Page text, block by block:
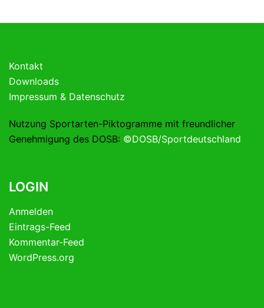
Kontakt
Downloads
Impressum & Datenschutz
Nutzung Sportarten-Piktogramme mit freundlicher
Genehmigung des DOSB: ©DOSB/Sportdeutschland
LOGIN
Anmelden
Eintrags-Feed
Kommentar-Feed
WordPress.org